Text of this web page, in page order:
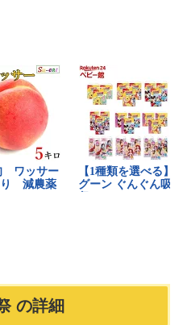
の詳細